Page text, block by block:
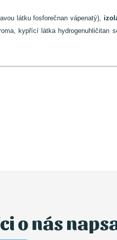
látku fosforečnan vápenatý),
kypřící látka hydrogenuhličitan
o nás